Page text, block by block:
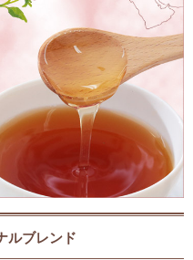
ルブレンド